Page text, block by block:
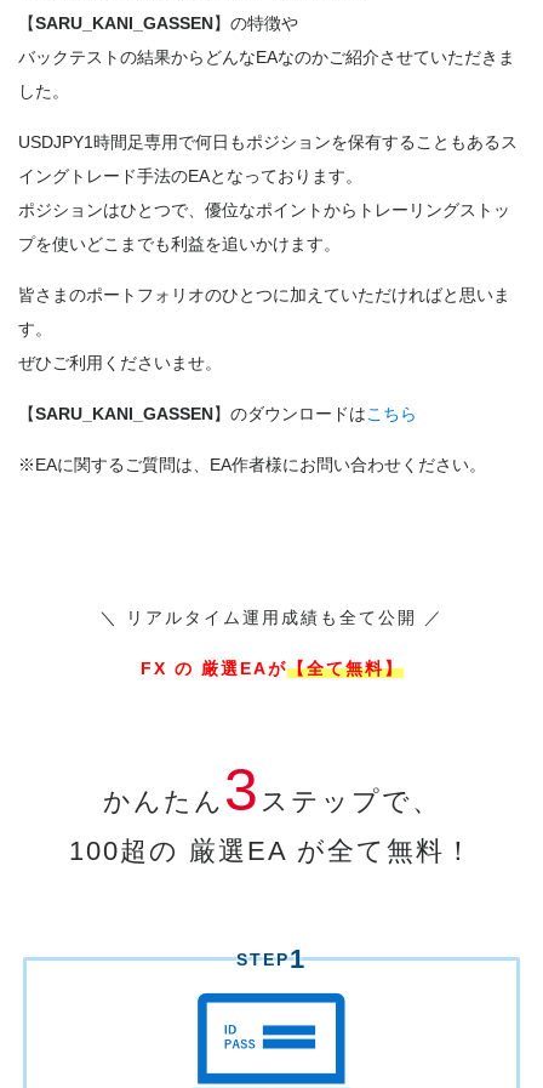
【SARU_KANI_GASSEN】の特徴や
バックテストの結果からどんなEAなのかご紹介させていただきま
した。
USDJPY1時間足専用で何日もポジションを保有することもあるス
イングトレード手法のEAとなっております。
ポジションはひとつで、優位なポイントからトレーリングストッ
プを使いどこまでも利益を追いかけます。
皆さまのポートフォリオのひとつに加えていただければと思いま
す。
ぜひご利用くださいませ。
【SARU_KANI_GASSEN】のダウンロードはこちら
※EAに関するご質問は、EA作者様にお問い合わせください。
＼ リアルタイム運用成績も全て公開 ／
FX の 厳選EAが【全て無料】
かんたん 3 ステップで、
100超の 厳選EA が全て無料！
STEP1